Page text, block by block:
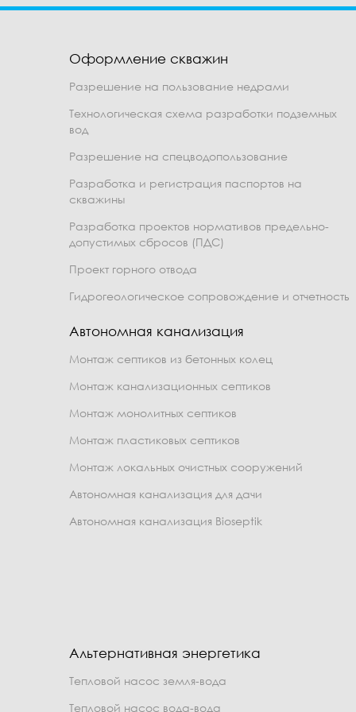
Оформление скважин
Разрешение на пользование недрами
Технологическая схема разработки подземных
вод
Разрешение на спецводопользование
Разработка и регистрация паспортов на
скважины
Разработка проектов нормативов предельно-
допустимых сбросов (ПДС)
Проект горного отвода
Гидрогеологическое сопровождение и отчетность
Автономная канализация
Монтаж септиков из бетонных колец
Монтаж канализационных септиков
Монтаж монолитных септиков
Монтаж пластиковых септиков
Монтаж локальных очистных сооружений
Автономная канализация для дачи
Автономная канализация Bioseptik
Альтернативная энергетика
Тепловой насос земля-вода
Тепловой насос вода-вода